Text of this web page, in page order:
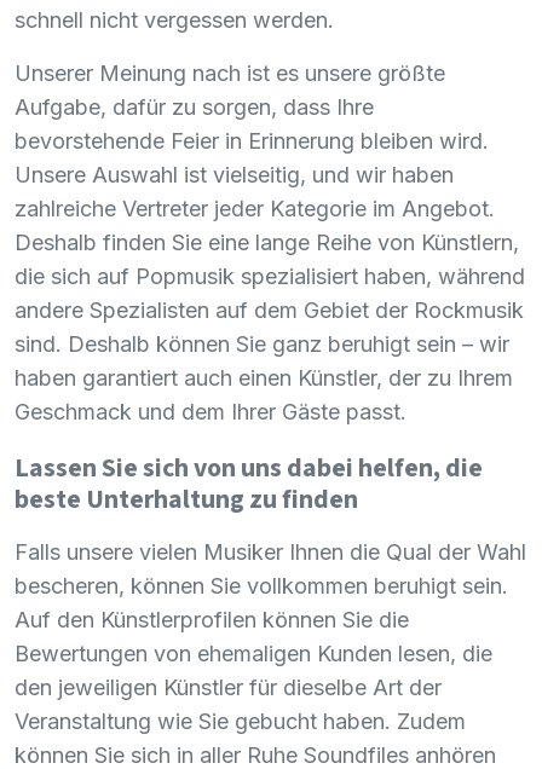
schnell nicht vergessen werden.
Unserer Meinung nach ist es unsere größte
Aufgabe, dafür zu sorgen, dass Ihre
bevorstehende Feier in Erinnerung bleiben wird.
Unsere Auswahl ist vielseitig, und wir haben
zahlreiche Vertreter jeder Kategorie im Angebot.
Deshalb finden Sie eine lange Reihe von Künstlern,
die sich auf Popmusik spezialisiert haben, während
andere Spezialisten auf dem Gebiet der Rockmusik
sind. Deshalb können Sie ganz beruhigt sein – wir
haben garantiert auch einen Künstler, der zu Ihrem
Geschmack und dem Ihrer Gäste passt.
Lassen Sie sich von uns dabei helfen, die
beste Unterhaltung zu finden
Falls unsere vielen Musiker Ihnen die Qual der Wahl
bescheren, können Sie vollkommen beruhigt sein.
Auf den Künstlerprofilen können Sie die
Bewertungen von ehemaligen Kunden lesen, die
den jeweiligen Künstler für dieselbe Art der
Veranstaltung wie Sie gebucht haben. Zudem
können Sie sich in aller Ruhe Soundfiles anhören